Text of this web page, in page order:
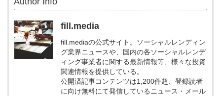
fill.media
fill.mediaの公式サイト。ソーシャルレンディン
グ業界ニュースや、国内の各ソーシャルレンデ
ィング事業者に関する最新情報等、様々な投資
関連情報を提供している。
公開済記事コンテンツは1,200件超、登録読者
に向け無料にて発信しているニュース・メール